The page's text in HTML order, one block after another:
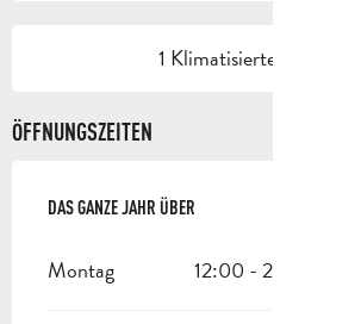
1 Klimatisierte(r) Raum(e)
ÖFFNUNGSZEITEN
DAS GANZE JAHR ÜBER
DAS GANZE JAHR ÜBER
Montag 12:00 - 22:00